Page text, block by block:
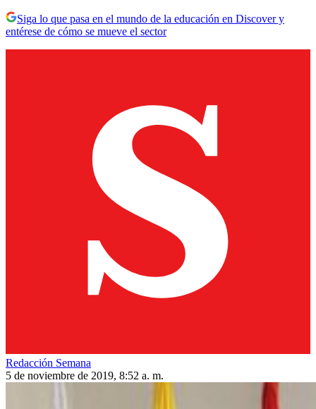
Siga lo que pasa en el mundo de la educación en Discover y
entérese de cómo se mueve el sector
Redacción Semana
5 de noviembre de 2019, 8:52 a. m.